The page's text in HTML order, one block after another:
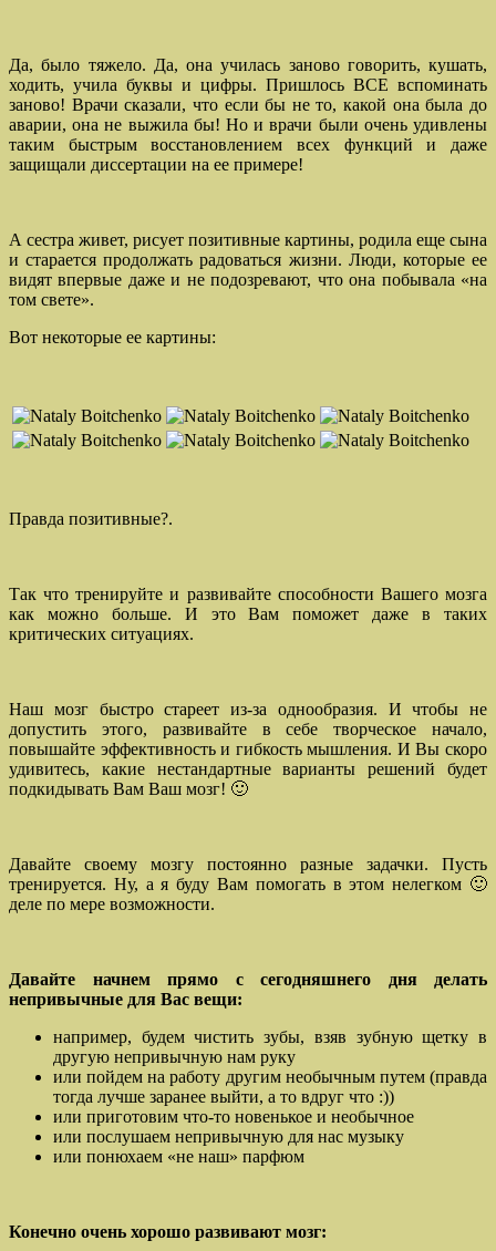
Да, было тяжело. Да, она училась заново говорить, кушать,
ходить, учила буквы и цифры. Пришлось ВСЕ вспоминать
заново! Врачи сказали, что если бы не то, какой она была до
аварии, она не выжила бы! Но и врачи были очень удивлены
таким быстрым восстановлением всех функций и даже
защищали диссертации на ее примере!
А сестра живет, рисует позитивные картины, родила еще сына
и старается продолжать радоваться жизни. Люди, которые ее
видят впервые даже и не подозревают, что она побывала «на
том свете».
Вот некоторые ее картины:
Правда позитивные?.
Так что тренируйте и развивайте способности Вашего мозга
как можно больше. И это Вам поможет даже в таких
критических ситуациях.
Наш мозг быстро стареет из-за однообразия. И чтобы не
допустить этого, развивайте в себе творческое начало,
повышайте эффективность и гибкость мышления. И Вы скоро
удивитесь, какие нестандартные варианты решений будет
подкидывать Вам Ваш мозг! 🙂
Давайте своему мозгу постоянно разные задачки. Пусть
тренируется. Ну, а я буду Вам помогать в этом нелегком 🙂
деле по мере возможности.
Давайте начнем прямо с сегодняшнего дня делать
непривычные для Вас вещи:
например, будем чистить зубы, взяв зубную щетку в
другую непривычную нам руку
или пойдем на работу другим необычным путем (правда
тогда лучше заранее выйти, а то вдруг что :))
или приготовим что-то новенькое и необычное
или послушаем непривычную для нас музыку
или понюхаем «не наш» парфюм
Конечно очень хорошо развивают мозг: